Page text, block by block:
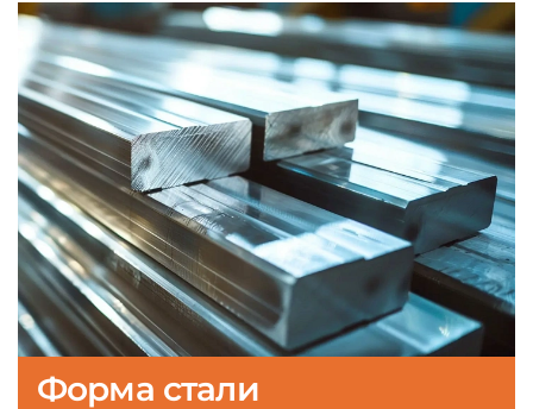
Форма стали